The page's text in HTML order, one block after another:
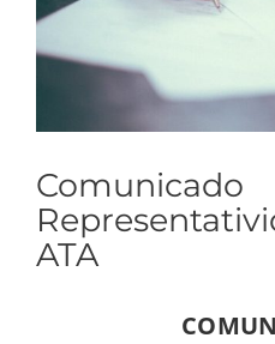
Comunicado
ATA